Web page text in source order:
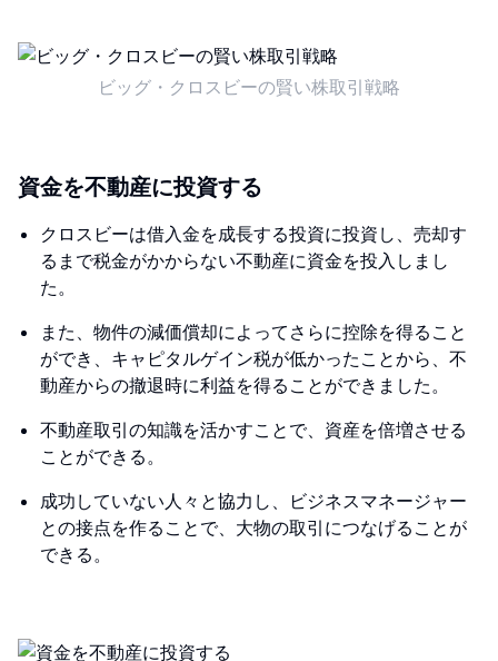
ビッグ・クロスビーの賢い株取引戦略
資金を不動産に投資する
クロスビーは借入金を成長する投資に投資し、売却す
るまで税金がかからない不動産に資金を投入しまし
た。
また、物件の減価償却によってさらに控除を得ること
ができ、キャピタルゲイン税が低かったことから、不
動産からの撤退時に利益を得ることができました。
不動産取引の知識を活かすことで、資産を倍増させる
ことができる。
成功していない人々と協力し、ビジネスマネージャー
との接点を作ることで、大物の取引につなげることが
できる。